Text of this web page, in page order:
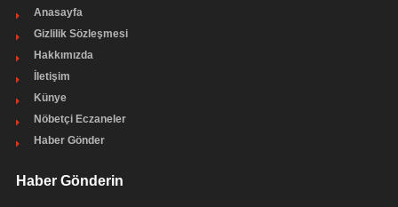
Anasayfa
Gizlilik Sözleşmesi
Hakkımızda
İletişim
Künye
Nöbetçi Eczaneler
Haber Gönder
Haber Gönderin